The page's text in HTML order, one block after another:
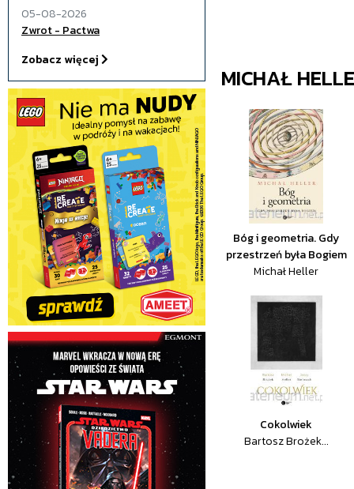
05-08-2026
Zwrot - Pactwa
Zobacz więcej
MICHAŁ
Bóg i geometria. Gdy
przestrzeń była Bogiem
Michał Heller
Cokolwiek
Bartosz Brożek...